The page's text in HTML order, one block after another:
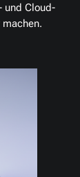
und Cloud-